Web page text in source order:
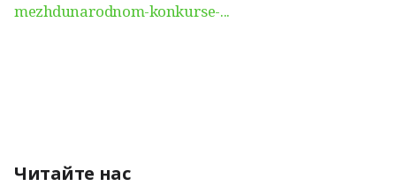
mezhdunarodnom-konkurse-...
Читайте нас